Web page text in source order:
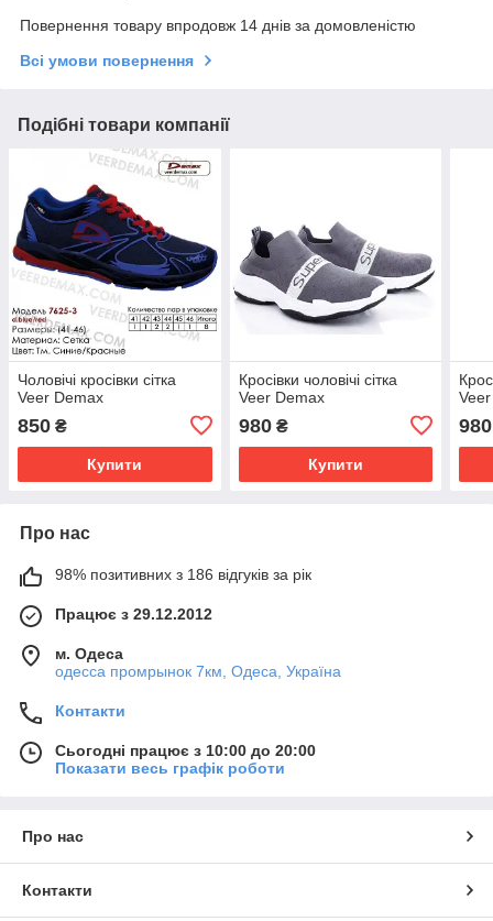
Повернення товару впродовж 14 днів за домовленістю
Всі умови повернення
Подібні товари компанії
Чоловічі кросівки сітка
Veer Demax
850 ₴
Купити
Кросівки чоловічі сітка
Veer Demax
980₴
Купити
980
Про нас
98% позитивних з 186 відгуків за рік
Працює з 29.12.2012
м. Одеса
одесса промрынок 7км, Одеса, Україна
Контакти
Сьогодні працює з 10:00 до 20:00
Показати весь графік роботи
Про нас
Контакти